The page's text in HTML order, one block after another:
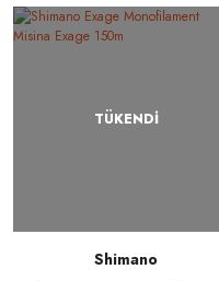
TÜKENDİ
Shimano